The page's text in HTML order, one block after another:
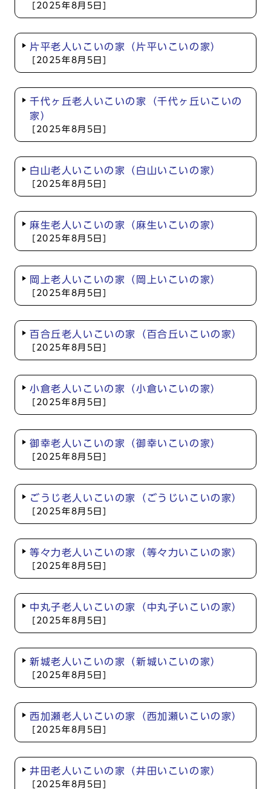
[2025年8月5日]
片平老人いこいの家（片平いこいの家）
[2025年8月5日]
千代ヶ丘老人いこいの家（千代ヶ丘いこいの
家）
[2025年8月5日]
白山老人いこいの家（白山いこいの家）
[2025年8月5日]
麻生老人いこいの家（麻生いこいの家）
[2025年8月5日]
岡上老人いこいの家（岡上いこいの家）
[2025年8月5日]
百合丘老人いこいの家（百合丘いこいの家）
[2025年8月5日]
小倉老人いこいの家（小倉いこいの家）
[2025年8月5日]
御幸老人いこいの家（御幸いこいの家）
[2025年8月5日]
ごうじ老人いこいの家（ごうじいこいの家）
[2025年8月5日]
等々力老人いこいの家（等々力いこいの家）
[2025年8月5日]
中丸子老人いこいの家（中丸子いこいの家）
[2025年8月5日]
新城老人いこいの家（新城いこいの家）
[2025年8月5日]
西加瀬老人いこいの家（西加瀬いこいの家）
[2025年8月5日]
井田老人いこいの家（井田いこいの家）
[2025年8月5日]